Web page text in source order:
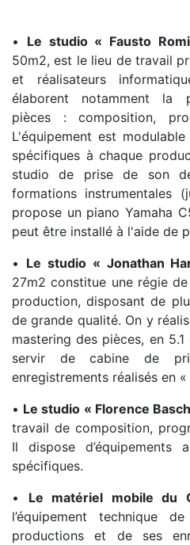
• Le studio « Fausto
50m2, est le lieu de travail
et réalisateurs
élaborent notamment la
pièces : composition,
L'équipement est
spécifiques à chaque
studio de prise de son
formations instrumentales
propose un piano Yamaha
peut être installé à l'aide de
• Le studio « Jonathan
27m2 constitue une régie
production, disposant de
de grande qualité. On y
mastering des pièces, en
servir de cabine de
enregistrements réalisés en
• Le studio « Florence
travail de composition,
Il dispose d’équipements
spécifiques.
• Le matériel mobile du
l’équipement technique
productions et de ses